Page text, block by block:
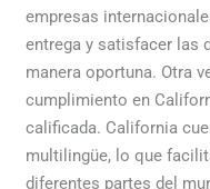
empresas
entrega y satisfacer las
manera oportuna. Otra
cumplimiento en
calificada. California
multilingüe, lo que
diferentes partes del